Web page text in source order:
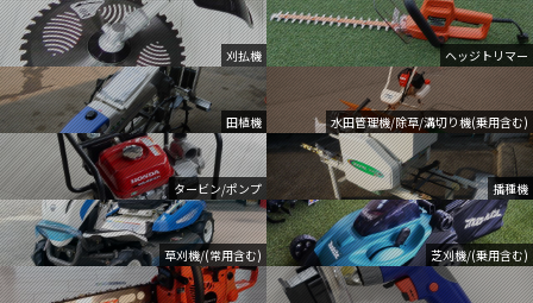
刈払機 ヘッジトリマー
田植機 水田管理機/除草/溝切り機(乗用含む)
タービン/ポンプ 播種機
草刈機/(常用含む) 芝刈機/(乗用含む)